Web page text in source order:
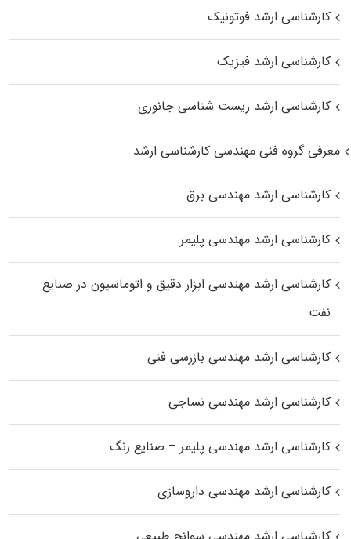
کارشناسی ارشد فوتونیک
کارشناسی ارشد فیزیک
کارشناسی ارشد زیست‌ شناسی جانوری
معرفی گروه فنی مهندسی کارشناسی ارشد
کارشناسی ارشد مهندسی برق
کارشناسی ارشد مهندسی پلیمر
کارشناسی ارشد مهندسی ابزار دقیق و اتوماسیون در صنایع
نفت
کارشناسی ارشد مهندسی بازرسی فنی
کارشناسی ارشد مهندسی نساجی
کارشناسی ارشد مهندسی پلیمر – صنایع رنگ
کارشناسی ارشد مهندسی داروسازی